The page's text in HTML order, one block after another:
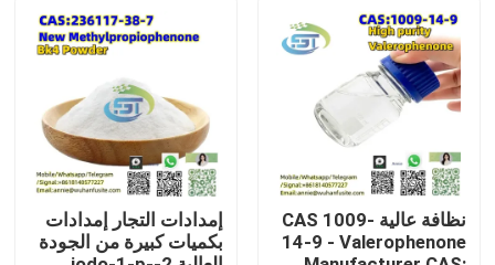
بيت
منتجات
معلومات عنا
نظافة عالية CAS 1009-
14-9 - Valerophenone
إمدادات التجار إمدادات
بكميات كبيرة من الجودة